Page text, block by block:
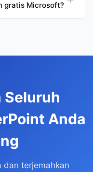
gratis Microsoft?
Seluruh
Anda
dan terjemahkan